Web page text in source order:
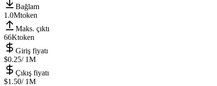
Bağlam
1.0Mtoken
Maks. çıktı
66Ktoken
Giriş fiyatı
$0.25/ 1M
Çıkış fiyatı
$1.50/ 1M